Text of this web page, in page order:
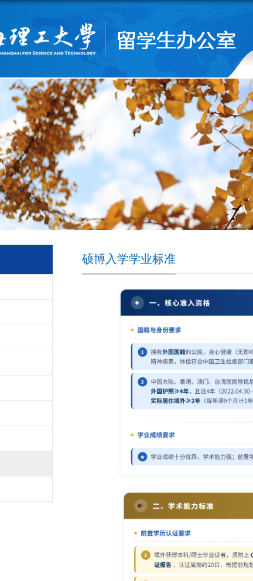
硕博入学学业标准